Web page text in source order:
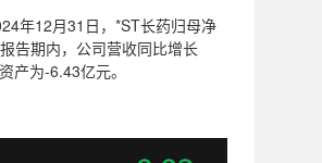
年12月31日，*ST长药归母净
告期内，公司营收同比增长
为-6.43亿元。